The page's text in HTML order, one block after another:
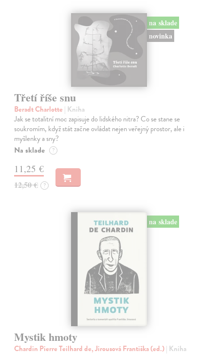
na sklade
novinka
Třetí říše snu
Beradt Charlotte | Kniha
Jak se totalitní moc zapisuje do lidského nitra? Co se stane se
soukromím, když stát začne ovládat nejen veřejný prostor, ale i
myšlenky a sny?
Na sklade ?
11,25 €
12,50 € ?
na sklade
Mystik hmoty
Chardin Pierre Teilhard de, Jirousová Františka (ed.)| Kniha